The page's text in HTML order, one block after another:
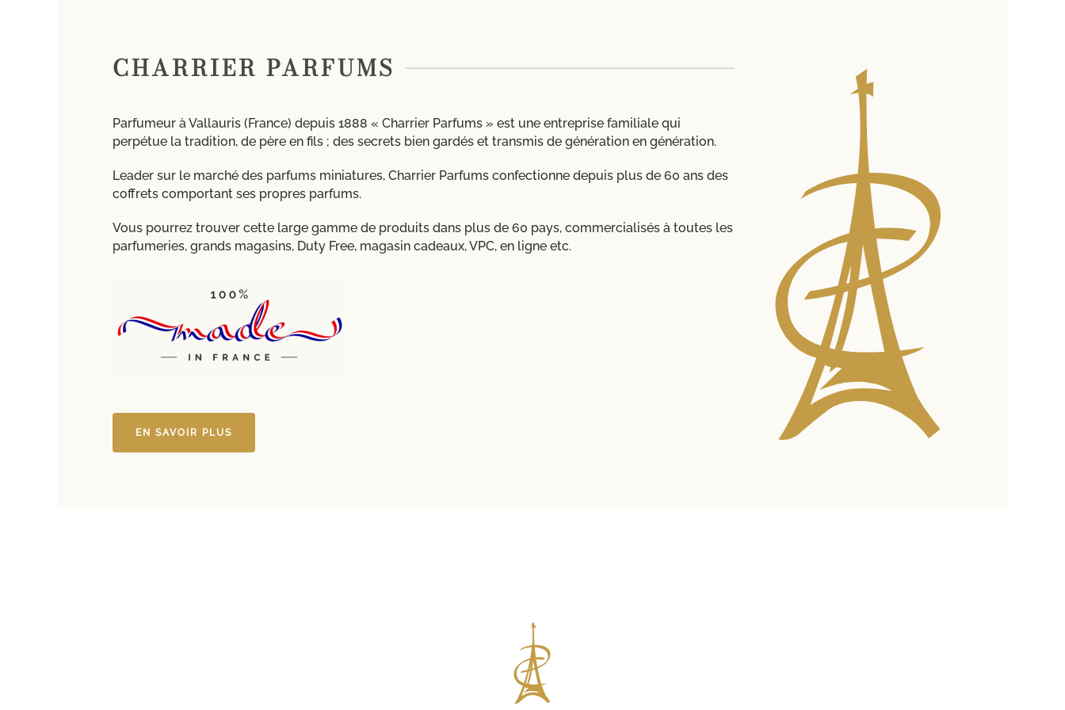
CHARRIER PARFUMS
Parfumeur à Vallauris (France) depuis 1888 « Charrier Parfums » est une entreprise familiale qui
perpétue la tradition, de père en fils ; des secrets bien gardés et transmis de génération en génération.
Leader sur le marché des parfums miniatures, Charrier Parfums confectionne depuis plus de 60 ans des
coffrets comportant ses propres parfums.
Vous pourrez trouver cette large gamme de produits dans plus de 60 pays, commercialisés à toutes les
parfumeries, grands magasins, Duty Free, magasin cadeaux, VPC, en ligne etc.
EN SAVOIR PLUS